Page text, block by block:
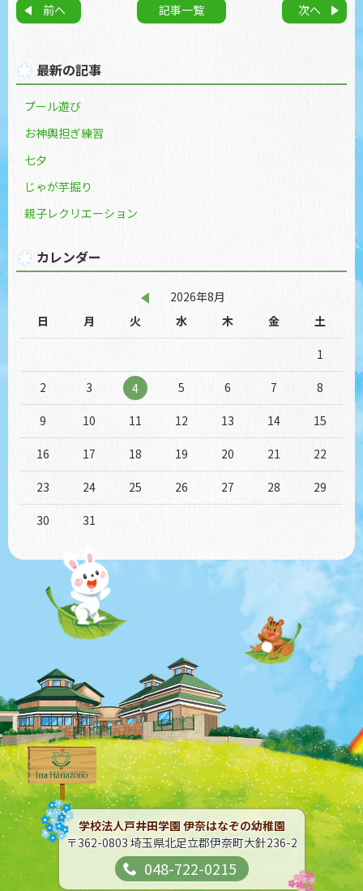
記事一覧
最新の記事
プール遊び
お神輿担ぎ練習
七夕
じゃが芋掘り
親子レクリエーション
カレンダー
2026年8月
日
月 火 水 木 金 土
1
2 3 4 5 6 7 8
9 10 11 12 13 14 15
16 17 18 19 20 21 22
23 24 25 26 27 28 29
30 31
学校法人戸井田学園伊奈はなぞの幼稚園
〒362-0803 埼玉県北足立郡伊奈町大針236-2
048-722-0215